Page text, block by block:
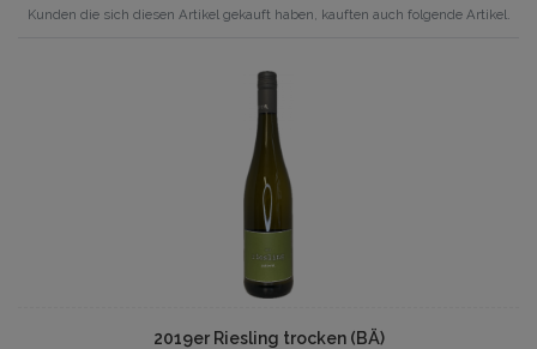
Kunden die sich diesen Artikel gekauft haben, kauften auch folgende Artikel.
2019er Riesling trocken (BÄ)